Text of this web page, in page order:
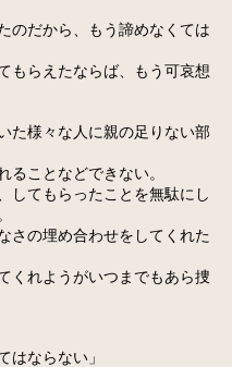
のだから、もう諦めなくては
もらえたならば、もう可哀想
た様々な人に親の足りない部
ことなどできない。
してもらったことを無駄にし
さの埋め合わせをしてくれた
くれようがいつまでもあら捜
ならない」